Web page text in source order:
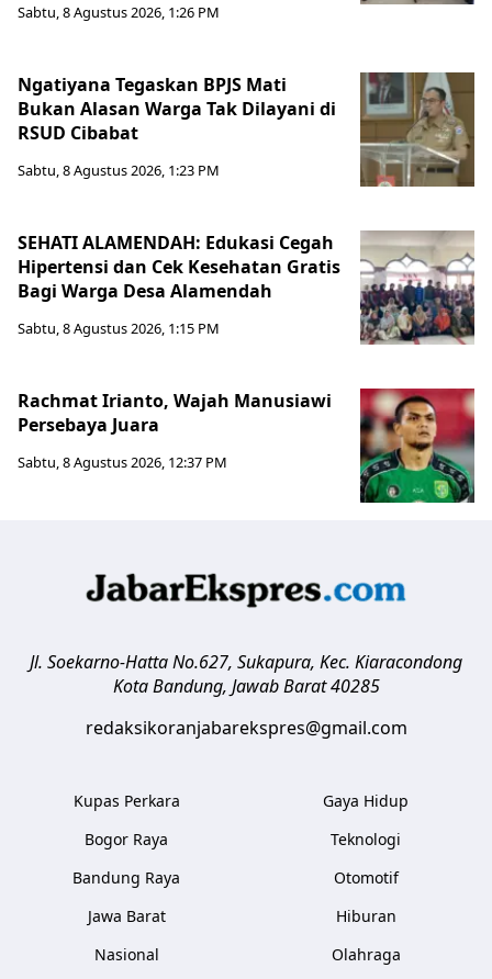
Sabtu, 8 Agustus 2026, 1:26 PM
Ngatiyana Tegaskan BPJS Mati
Bukan Alasan Warga Tak Dilayani di
RSUD Cibabat
Sabtu, 8 Agustus 2026, 1:23 PM
SEHATI ALAMENDAH: Edukasi Cegah
Hipertensi dan Cek Kesehatan Gratis
Bagi Warga Desa Alamendah
Sabtu, 8 Agustus 2026, 1:15 PM
Rachmat Irianto, Wajah Manusiawi
Persebaya Juara
Sabtu, 8 Agustus 2026, 12:37 PM
Jl. Soekarno-Hatta No.627, Sukapura, Kec. Kiaracondong
Kota Bandung, Jawab Barat 40285
redaksikoranjabarekspres@gmail.com
Kupas Perkara
Bogor Raya
Bandung Raya
Jawa Barat
Nasional
Gaya Hidup
Teknologi
Otomotif
Hiburan
Olahraga